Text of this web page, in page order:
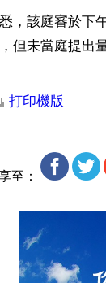
，該庭審於下
但未當庭提出
打印機版
至：